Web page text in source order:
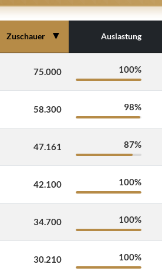
Zuschauer ▼ Auslastung
75.000 100%
58.300 98%
47.161 87%
42.100 100%
34.700 100%
30.210 100%